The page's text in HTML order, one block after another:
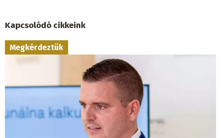
Kapcsolódó cikkeink
Megkérdeztük